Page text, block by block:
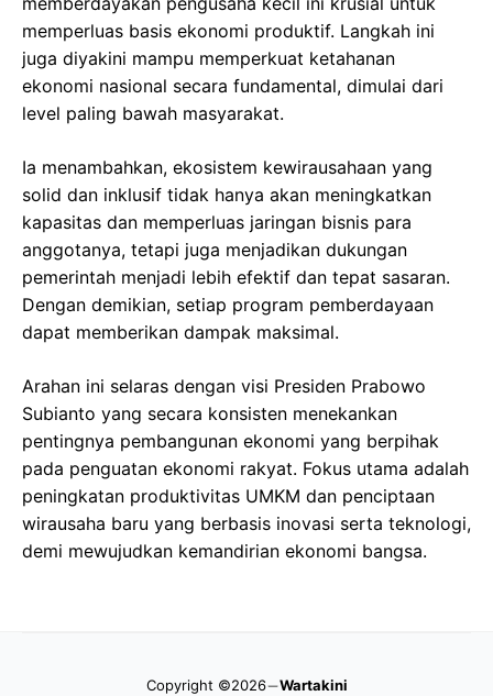
memperluas basis ekonomi produktif. Langkah ini
juga diyakini mampu memperkuat ketahanan
ekonomi nasional secara fundamental, dimulai dari
level paling bawah masyarakat.
Ia menambahkan, ekosistem kewirausahaan yang
solid dan inklusif tidak hanya akan meningkatkan
kapasitas dan memperluas jaringan bisnis para
anggotanya, tetapi juga menjadikan dukungan
pemerintah menjadi lebih efektif dan tepat sasaran.
Dengan demikian, setiap program pemberdayaan
dapat memberikan dampak maksimal.
Arahan ini selaras dengan visi Presiden Prabowo
Subianto yang secara konsisten menekankan
pentingnya pembangunan ekonomi yang berpihak
pada penguatan ekonomi rakyat. Fokus utama adalah
peningkatan produktivitas UMKM dan penciptaan
wirausaha baru yang berbasis inovasi serta teknologi,
demi mewujudkan kemandirian ekonomi bangsa.
Copyright ©2026 Wartakini